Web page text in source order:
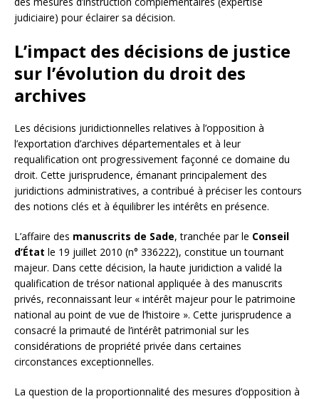
judiciaire) pour éclairer sa décision.
L’impact des décisions de justice
sur l’évolution du droit des
archives
Les décisions juridictionnelles relatives à l’opposition à
l’exportation d’archives départementales et à leur
requalification ont progressivement façonné ce domaine du
droit. Cette jurisprudence, émanant principalement des
juridictions administratives, a contribué à préciser les contours
des notions clés et à équilibrer les intérêts en présence.
L’affaire des manuscrits de Sade, tranchée par le Conseil
d’État le 19 juillet 2010 (n° 336222), constitue un tournant
majeur. Dans cette décision, la haute juridiction a validé la
qualification de trésor national appliquée à des manuscrits
privés, reconnaissant leur « intérêt majeur pour le patrimoine
national au point de vue de l’histoire ». Cette jurisprudence a
consacré la primauté de l’intérêt patrimonial sur les
considérations de propriété privée dans certaines
circonstances exceptionnelles.
La question de la proportionnalité des mesures d’opposition à